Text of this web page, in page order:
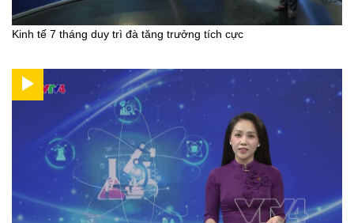
Kinh tế 7 tháng duy trì đà tăng trưởng tích cực